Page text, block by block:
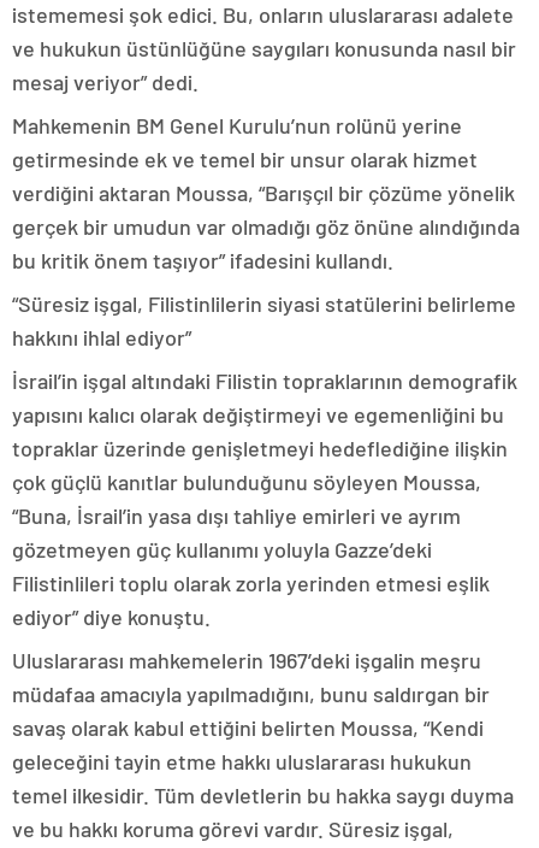
istememesi şok edici. Bu, onların uluslararası adalete
ve hukukun üstünlüğüne saygıları konusunda nasıl bir
mesaj veriyor” dedi.
Mahkemenin BM Genel Kurulu’nun rolünü yerine
getirmesinde ek ve temel bir unsur olarak hizmet
verdiğini aktaran Moussa, “Barışçıl bir çözüme yönelik
gerçek bir umudun var olmadığı göz önüne alındığında
bu kritik önem taşıyor” ifadesini kullandı.
“Süresiz işgal, Filistinlilerin siyasi statülerini belirleme
hakkını ihlal ediyor”
İsrail’in işgal altındaki Filistin topraklarının demografik
yapısını kalıcı olarak değiştirmeyi ve egemenliğini bu
topraklar üzerinde genişletmeyi hedeflediğine ilişkin
çok güçlü kanıtlar bulunduğunu söyleyen Moussa,
“Buna, İsrail’in yasa dışı tahliye emirleri ve ayrım
gözetmeyen güç kullanımı yoluyla Gazze’deki
Filistinlileri toplu olarak zorla yerinden etmesi eşlik
ediyor” diye konuştu.
Uluslararası mahkemelerin 1967’deki işgalin meşru
müdafaa amacıyla yapılmadığını, bunu saldırgan bir
savaş olarak kabul ettiğini belirten Moussa, “Kendi
geleceğini tayin etme hakkı uluslararası hukukun
temel ilkesidir. Tüm devletlerin bu hakka saygı duyma
ve bu hakkı koruma görevi vardır. Süresiz işgal,